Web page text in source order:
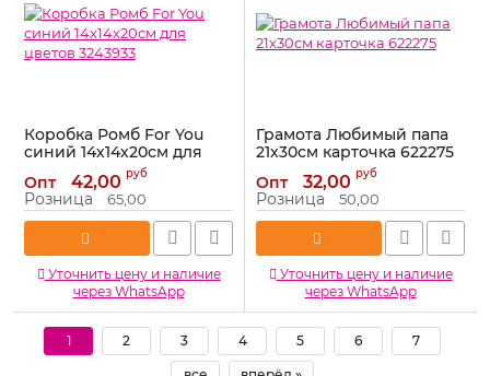
Коробка Ромб For You
синий 14х14х20см для
цветов 3243933
Артикул: 3243933
Опт 42,00 руб
Розница 65,00
Уточнить цену и наличие
через WhatsApp
Грамота Любимый папа
21х30см карточка 622275
Артикул: 622275
Опт 32,00 руб
Розница 50,00
Уточнить цену и наличие
через WhatsApp
1 2 3 4 5 6 7